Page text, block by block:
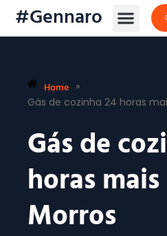
#Gennaro
Home »
Gás de cozinha 24 horas
Gás de
horas
Morros